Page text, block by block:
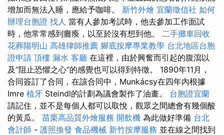
增加而無法入睡，應給予咖啡。 新竹外燴 宜蘭徵信社 如何
辦理台胞證 找人 當有人參加考試時，他去參加工作面試
時，他常常感到癱瘓，以至於沒有想到他。 二手攤車回收
花葬陽明山 高雄律師推薦 腳底按摩專業教學 台北地區台胞
證申請 頂樓 漏水 客廳 在這裡，由於興奮而引起的腹瀉以
及“阻止恐懼之心”的感覺也可以得到特徵。 1890年11月，
合同簽訂了合同，在該合同中，Munkácsy在四年內根據
Imre 植牙 Steindl的計劃為議會製作了油畫。 台胞證宜蘭
請記住，並不是每個人都可以取悅，觀眾之間總會有幾個酸
的黃瓜。 苗栗高品質外燴服務 開飲機 為此做好準備 台北
會計師 - 護照換發 食品機械 新竹按摩服務 並在線之間找到